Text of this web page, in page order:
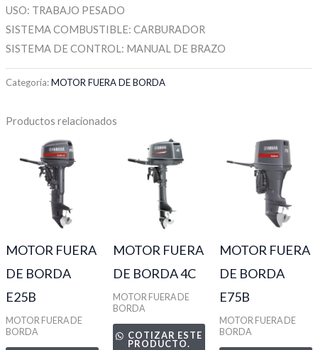
USO: TRABAJO PESADO
SISTEMA COMBUSTIBLE: CARBURADOR
SISTEMA DE CONTROL: MANUAL DE BRAZO
Categoría:MOTOR FUERA DE BORDA
Productos relacionados
MOTOR FUERA
DE BORDA
E25B
MOTOR FUERA DE
BORDA
MOTOR FUERA
DE BORDA 4C
MOTOR FUERA DE
BORDA
COTIZAR ESTE
PRODUCTO.
MOTOR FUERA
DE BORDA
E75B
MOTOR FUERA DE
BORDA